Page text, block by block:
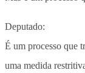
Deputado:
É um processo que
uma medida